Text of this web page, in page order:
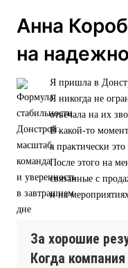
Анна
на
Я пришла в
Я никогда не
отвечала на их
В какой-то
я практически
После этого на
связанные с
и на
За хорошие
Когда